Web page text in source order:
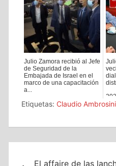
Julio Zamora recibió al Jefe
de Seguridad de la
Embajada de Israel en el
marco de una capacitación
a...
2022-02-25
Etiquetas: Claudio Ambrosini
El affaire de las